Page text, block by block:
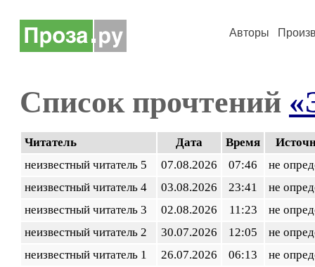
Авторы
Список прочтений
Читатель Дата Время
неизвестный читатель 5
07.08.2026 07:46
не
неизвестный читатель 4
03.08.2026 23:41
не
неизвестный читатель 3
02.08.2026 11:23
не
неизвестный читатель 2
30.07.2026 12:05
не
неизвестный читатель 1
26.07.2026 06:13 не